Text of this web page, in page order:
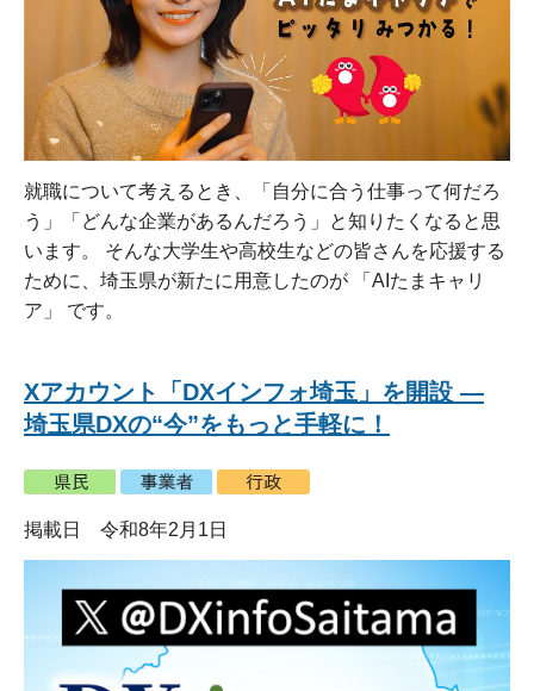
就職について考えるとき、「自分に合う仕事って何だろ
う」「どんな企業があるんだろう」と知りたくなると思
います。 そんな大学生や高校生などの皆さんを応援する
ために、埼玉県が新たに用意したのが 「AIたまキャリ
ア」 です。
Xアカウント「DXインフォ埼玉」を開設 ―
埼玉県DXの“今”をもっと手軽に！
掲載日 令和8年2月1日